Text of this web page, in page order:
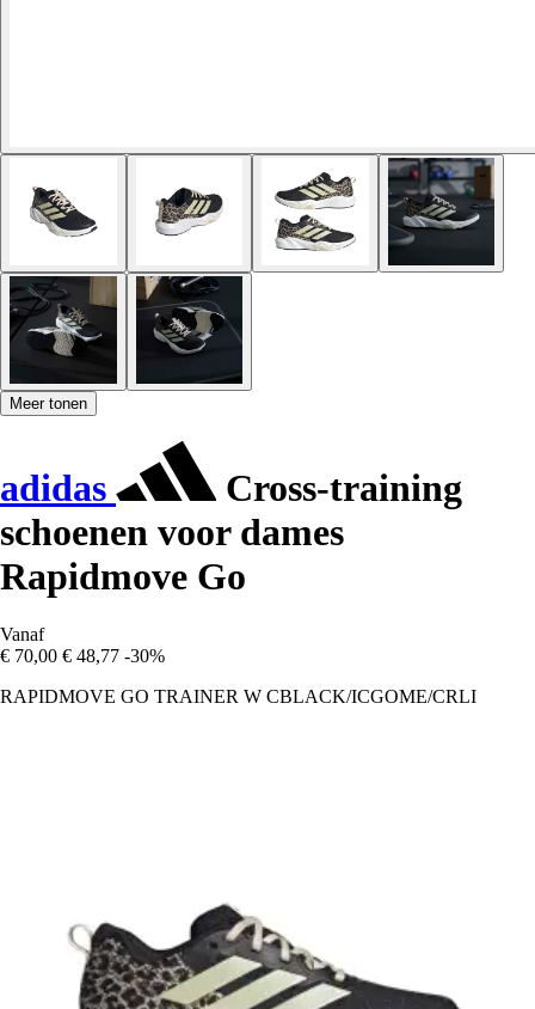
Meer tonen
adidas
Cross-training
schoenen voor dames
Rapidmove Go
Vanaf
€ 70,00 € 48,77 -30%
RAPIDMOVE GO TRAINER W CBLACK/ICGOME/CRLI